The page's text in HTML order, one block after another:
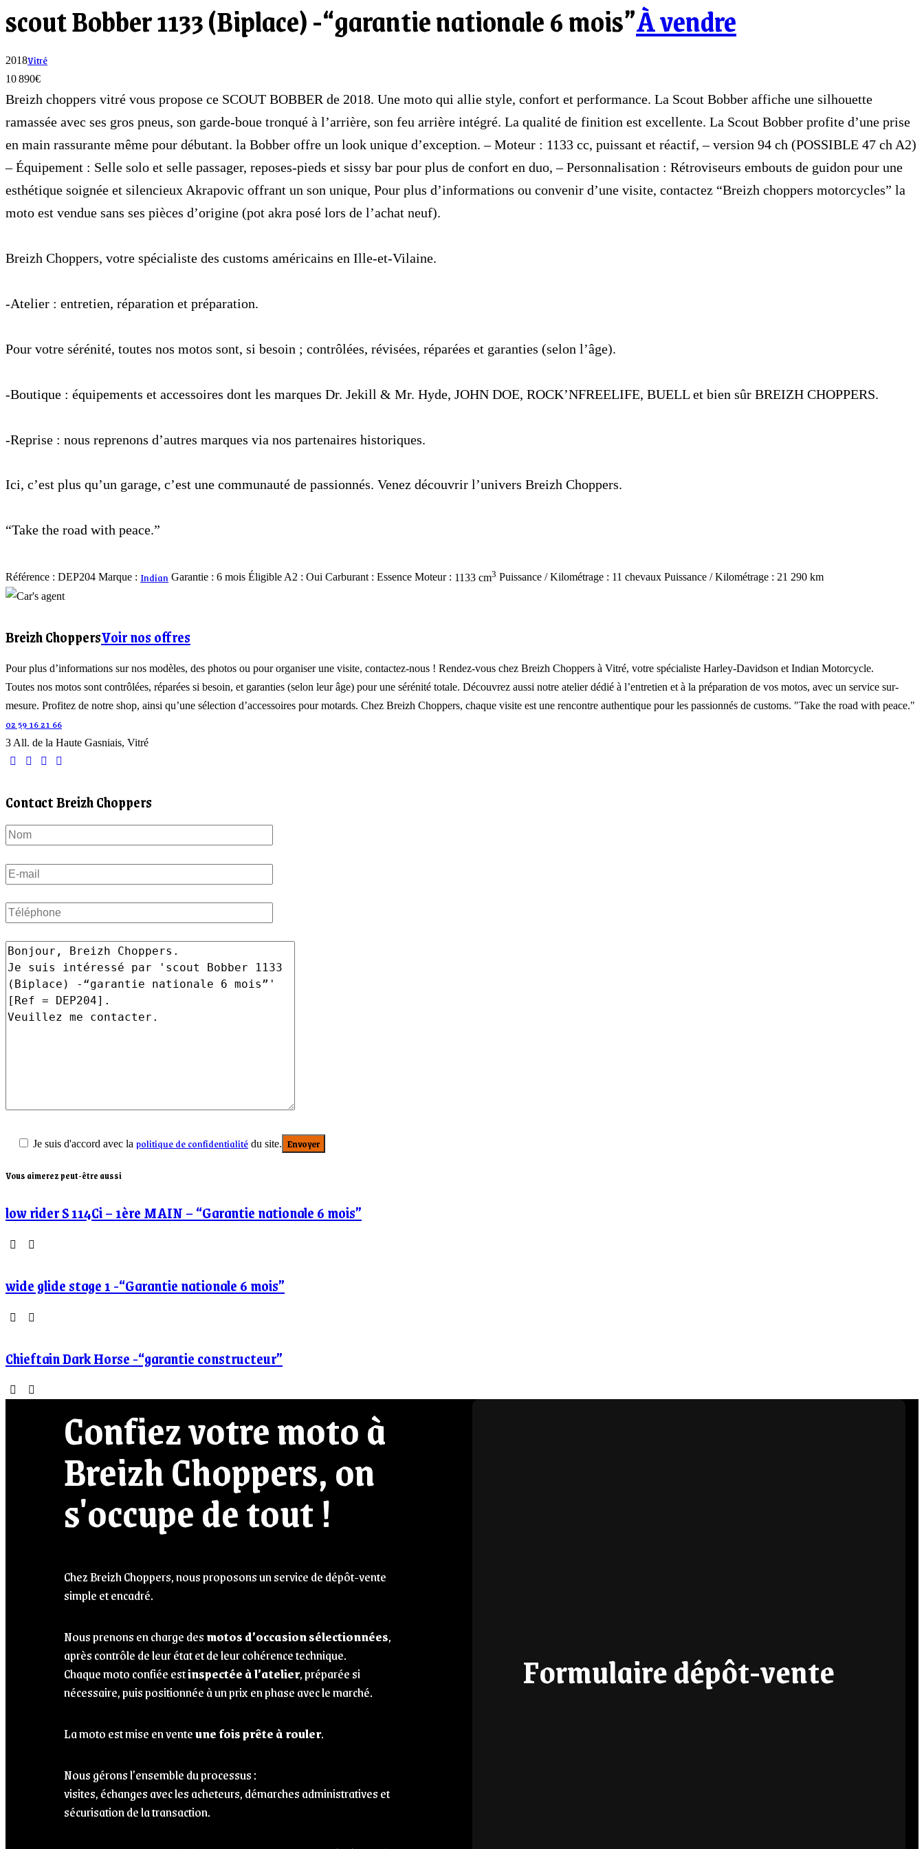
scout Bobber 1133 (Biplace) -“garantie nationale 6 mois”À vendre
2018Vitré
10 890€
Breizh choppers vitré vous propose ce SCOUT BOBBER de 2018. Une moto qui allie style, confort et performance. La Scout Bobber affiche une silhouette
ramassée avec ses gros pneus, son garde-boue tronqué à l’arrière, son feu arrière intégré. La qualité de finition est excellente. La Scout Bobber profite d’une prise
en main rassurante même pour débutant. la Bobber offre un look unique d’exception. – Moteur : 1133 cc, puissant et réactif, – version 94 ch (POSSIBLE 47 ch A2)
– Équipement : Selle solo et selle passager, reposes-pieds et sissy bar pour plus de confort en duo, – Personnalisation : Rétroviseurs embouts de guidon pour une
esthétique soignée et silencieux Akrapovic offrant un son unique, Pour plus d’informations ou convenir d’une visite, contactez “Breizh choppers motorcycles” la
moto est vendue sans ses pièces d’origine (pot akra posé lors de l’achat neuf).
Breizh Choppers, votre spécialiste des customs américains en Ille-et-Vilaine.
-Atelier : entretien, réparation et préparation.
Pour votre sérénité, toutes nos motos sont, si besoin ; contrôlées, révisées, réparées et garanties (selon l’âge).
-Boutique : équipements et accessoires dont les marques Dr. Jekill & Mr. Hyde, JOHN DOE, ROCK’NFREELIFE, BUELL et bien sûr BREIZH CHOPPERS.
-Reprise : nous reprenons d’autres marques via nos partenaires historiques.
Ici, c’est plus qu’un garage, c’est une communauté de passionnés. Venez découvrir l’univers Breizh Choppers.
“Take the road with peace.”
Référence : DEP204 Marque : Indian Garantie : 6 mois Éligible A2 : Oui Carburant : Essence Moteur : 1133 cm3 Puissance / Kilométrage : 11 chevaux Puissance / Kilométrage : 21 290 km
Breizh ChoppersVoir nos offres
Pour plus d’informations sur nos modèles, des photos ou pour organiser une visite, contactez-nous ! Rendez-vous chez Breizh Choppers à Vitré, votre spécialiste Harley-Davidson et Indian Motorcycle.
Toutes nos motos sont contrôlées, réparées si besoin, et garanties (selon leur âge) pour une sérénité totale. Découvrez aussi notre atelier dédié à l’entretien et à la préparation de vos motos, avec un service sur-
mesure. Profitez de notre shop, ainsi qu’une sélection d’accessoires pour motards. Chez Breizh Choppers, chaque visite est une rencontre authentique pour les passionnés de customs. "Take the road with peace."
02 59 16 21 66
3 All. de la Haute Gasniais, Vitré
Contact Breizh Choppers
Je suis d'accord avec la politique de confidentialité du site.
Vous aimerez peut-être aussi
low rider S 114Ci – 1ère MAIN – “Garantie nationale 6 mois”
wide glide stage 1 -“Garantie nationale 6 mois”
Chieftain Dark Horse -“garantie constructeur”
Confiez votre moto à
Breizh Choppers, on
s'occupe de tout !
Chez Breizh Choppers, nous proposons un service de dépôt-vente
simple et encadré.
Nous prenons en charge desmotos d’occasion sélectionnées,
après contrôle de leur état et de leur cohérence technique.
Chaque moto confiée estinspectée à l’atelier, préparée si
nécessaire, puis positionnée à un prix en phase avec le marché.
La moto est mise en venteune fois prête à rouler.
Nous gérons l’ensemble du processus :
visites, échanges avec les acheteurs, démarches administratives et
sécurisation de la transaction.
Formulaire dépôt-vente